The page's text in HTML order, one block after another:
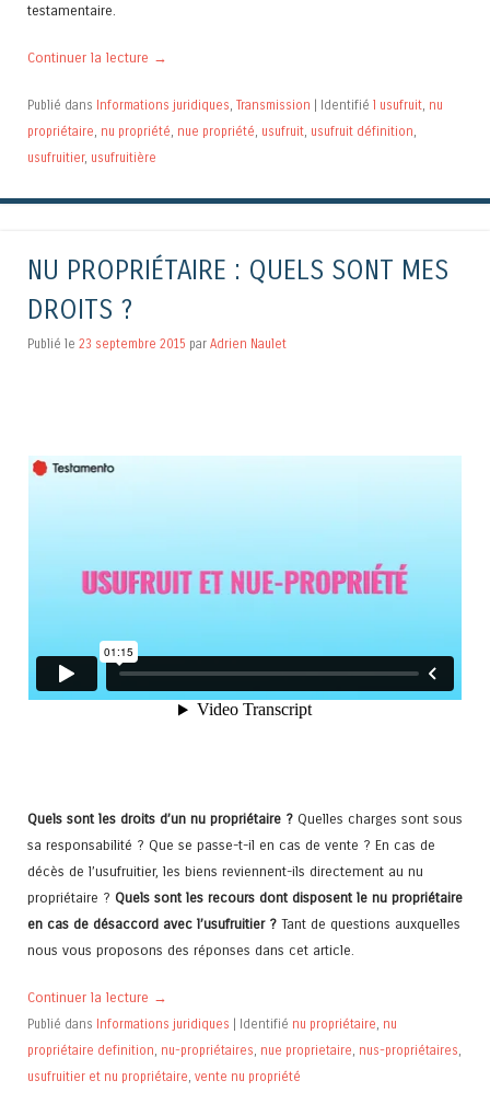
testamentaire.
Continuer la lecture →
Publié dans Informations juridiques, Transmission Identifié l usufruit, nu
propriétaire, nu propriété, nue propriété, usufruit, usufruit définition,
usufruitier, usufruitière
NU PROPRIÉTAIRE : QUELS SONT MES
DROITS ?
Publié le 23 septembre 2015 par Adrien Naulet
Quels sont les droits d’un nu propriétaire ? Quelles charges sont sous
sa responsabilité ? Que se passe-t-il en cas de vente ? En cas de
décès de l’usufruitier, les biens reviennent-ils directement au nu
propriétaire ? Quels sont les recours dont disposent le nu propriétaire
en cas de désaccord avec l’usufruitier ? Tant de questions auxquelles
nous vous proposons des réponses dans cet article.
Continuer la lecture →
Publié dans Informations juridiques Identifié nu propriétaire, nu
propriétaire definition, nu-propriétaires, nue proprietaire, nus-propriétaires,
usufruitier et nu propriétaire, vente nu propriété